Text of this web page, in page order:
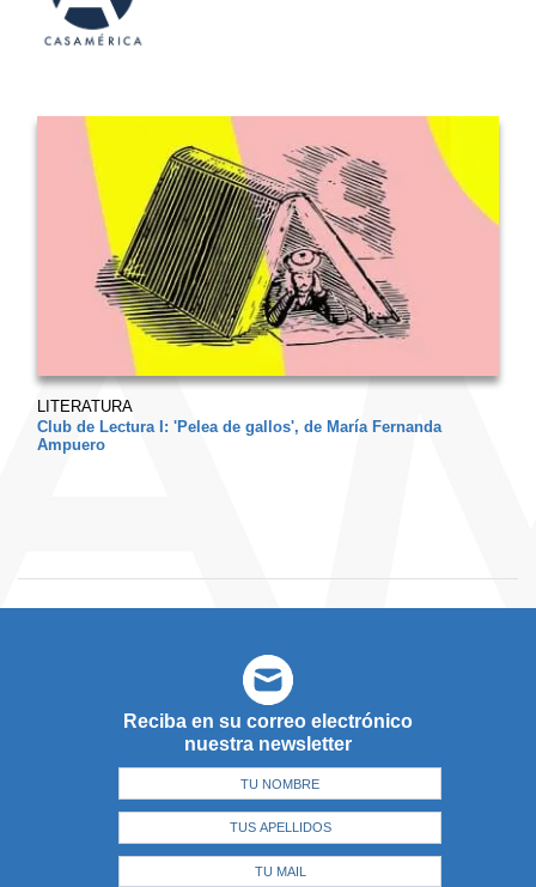
LITERATURA
Club de Lectura I: 'Pelea de gallos', de María Fernanda
Ampuero
Reciba en su correo electrónico
nuestra newsletter